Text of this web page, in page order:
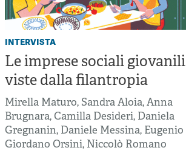
intervista
Le imprese sociali giovanili
viste dalla filantropia
Mirella Maturo, Sandra Aloia,Anna
Brugnara,Camilla Desideri, Daniela
Gregnanin, Daniele Messina, Eugenio
Giordano Orsini, Niccolò Romano